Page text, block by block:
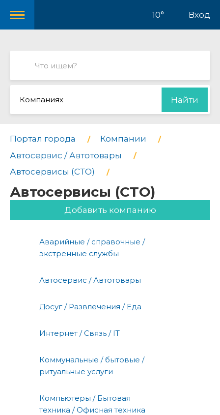
10° Вход
Компаниях Найти
Портал города
Компании
Автосервис / Автотовары
Автосервисы (СТО)
Автосервисы (СТО)
Добавить компанию
Аварийные / справочные /
экстренные службы
Автосервис / Автотовары
Досуг / Развлечения / Еда
Интернет / Связь / IT
Коммунальные / бытовые /
ритуальные услуги
Компьютеры / Бытовая
техника / Офисная техника